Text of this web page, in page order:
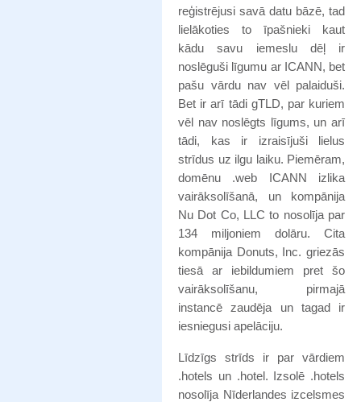
reģistrējusi savā datu bāzē, tad
lielākoties to īpašnieki kaut
kādu savu iemeslu dēļ ir
noslēguši līgumu ar ICANN, bet
pašu vārdu nav vēl palaiduši.
Bet ir arī tādi gTLD, par kuriem
vēl nav noslēgts līgums, un arī
tādi, kas ir izraisījuši lielus
strīdus uz ilgu laiku. Piemēram,
domēnu .web ICANN izlika
vairāksolīšanā, un kompānija
Nu Dot Co, LLC to nosolīja par
134 miljoniem dolāru. Cita
kompānija Donuts, Inc. griezās
tiesā ar iebildumiem pret šo
vairāksolīšanu, pirmajā
instancē zaudēja un tagad ir
iesniegusi apelāciju.
Līdzīgs strīds ir par vārdiem
.hotels un .hotel. Izsolē .hotels
nosolīja Nīderlandes izcelsmes